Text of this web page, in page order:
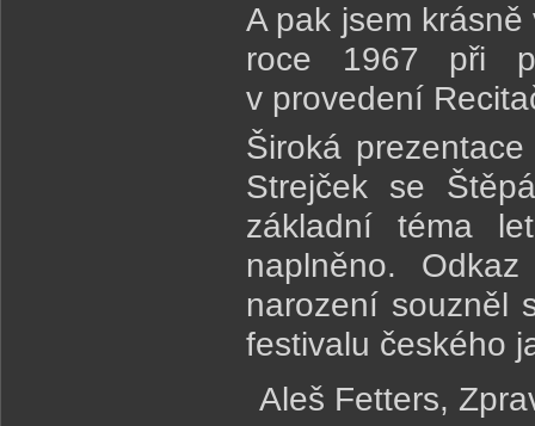
A pak jsem
roce 1967 při
v provedení
Široká
Strejček se
základní téma
naplněno.
narození souzněl
festivalu českého
Aleš Fetters,